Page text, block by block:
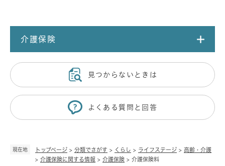
現在地 トップページ > 分類でさがす > くらし > ライフステージ > 高齢・介護
> 介護保険に関する情報 > 介護保険 > 介護保険料
介護保険
見つからないときは
よくある質問と回答